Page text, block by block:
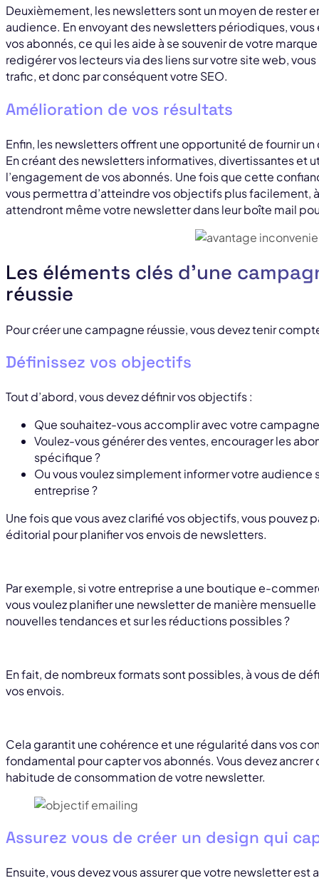
Deuxièmement, les newsletters sont un moyen de rester
audience. En envoyant des newsletters périodiques,
vos abonnés, ce qui les aide à se souvenir de votre
redigérer vos lecteurs via des liens sur votre site web,
trafic, et donc par conséquent votre SEO.
Amélioration de vos résultats
Enfin, les newsletters offrent une opportunité de fournir
En créant des newsletters informatives, divertissantes et
l’engagement de vos abonnés. Une fois que cette
vous permettra d’atteindre vos objectifs plus facilement,
attendront même votre newsletter dans leur boîte mail
Les éléments clés d’une
réussie
Pour créer une campagne réussie, vous devez tenir
Définissez vos objectifs
Tout d’abord, vous devez définir vos objectifs :
Que souhaitez-vous accomplir avec votre
Voulez-vous générer des ventes, encourager les
spécifique ?
Ou vous voulez simplement informer votre audience
entreprise ?
Une fois que vous avez clarifié vos objectifs, vous pouvez
éditorial pour planifier vos envois de newsletters.
Par exemple, si votre entreprise a une boutique e-
vous voulez planifier une newsletter de manière
nouvelles tendances et sur les réductions possibles ?
En fait, de nombreux formats sont possibles, à vous de
vos envois.
Cela garantit une cohérence et une régularité dans vos
fondamental pour capter vos abonnés. Vous devez ancrer
habitude de consommation de votre newsletter.
Assurez vous de créer un design qui
Ensuite, vous devez vous assurer que votre newsletter